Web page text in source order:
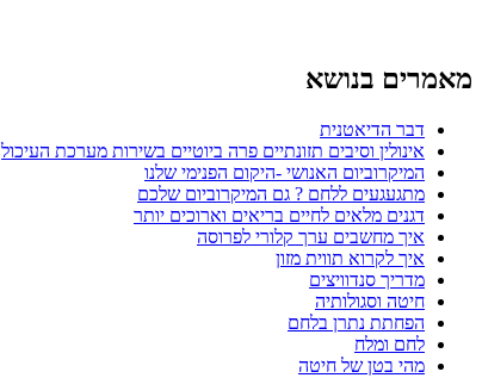
מאמרים בנושא
דבר הדיאטנית
אינולין וסיבים תזונתיים פרה ביוטיים בשירות מערכת העיכול
המיקרוביום האנושי -היקום הפנימי שלנו
מתגעגעים ללחם ? גם המיקרוביום שלכם
דגנים מלאים לחיים בריאים וארוכים יותר
איך מחשבים ערך קלורי לפרוסה
איך לקרוא תווית מזון
מדריך סנדוויצים
חיטה וסגולותיה
הפחתת נתרן בלחם
לחם ומלח
מהי בטן של חיטה